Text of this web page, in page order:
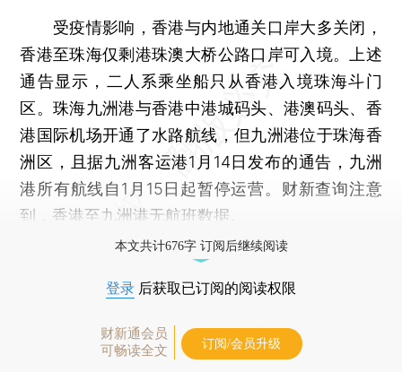
受疫情影响，香港与内地通关口岸大多关闭，
香港至珠海仅剩港珠澳大桥公路口岸可入境。上述
通告显示，二人系乘坐船只从香港入境珠海斗门
区。珠海九洲港与香港中港城码头、港澳码头、香
港国际机场开通了水路航线，但九洲港位于珠海香
洲区，且据九洲客运港1月14日发布的通告，九洲
港所有航线自1月15日起暂停运营。财新查询注意
到，香港至九洲港无航班数据。
本文共计676字 订阅后继续阅读
登录 后获取已订阅的阅读权限
财新通会员
可畅读全文
订阅/会员升级